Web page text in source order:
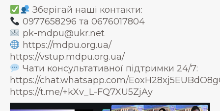
Зберігай наші контакти:
0977658296 та 0676017804
pk-mdpu@ukr.net
https://mdpu.org.ua/
https://vstup.mdpu.org.ua/
Чати консультативної підтримки 24/7:
https://chat.whatsapp.com/
https://t.me/+kXv_L-FQ7XU5ZjAy